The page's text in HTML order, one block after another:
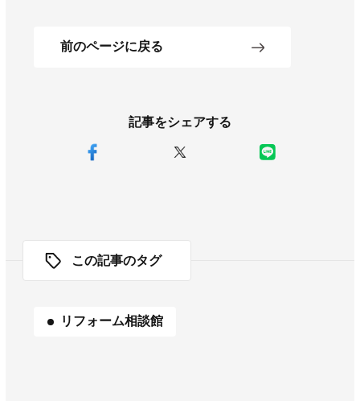
記事をシェアする
前のページに戻る
この記事のタグ
リフォーム相談館